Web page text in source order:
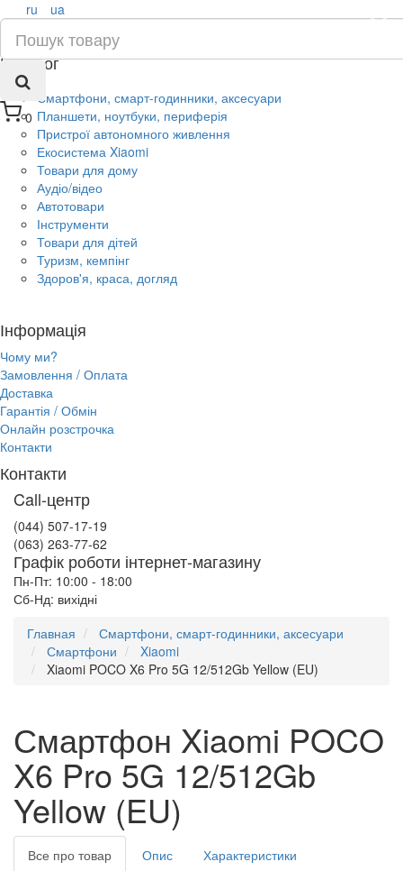
0
×
ru ua
Каталог
Смартфони, смарт-годинники, аксесуари
Планшети, ноутбуки, периферія
Пристрої автономного живлення
Екосистема Xiaomi
Товари для дому
Аудіо/відео
Автотовари
Інструменти
Товари для дітей
Туризм, кемпінг
Здоров'я, краса, догляд
Інформація
Чому ми?
Замовлення / Оплата
Доставка
Гарантія / Обмін
Онлайн розстрочка
Контакти
Контакти
Call-центр
(044) 507-17-19
(063) 263-77-62
Графік роботи інтернет-магазину
Пн-Пт: 10:00 - 18:00
Сб-Нд: вихідні
Главная
Смартфони, смарт-годинники, аксесуари
Смартфони
Xiaomi
Xiaomi POCO X6 Pro 5G 12/512Gb Yellow (EU)
Смартфон Xiaomi POCO
X6 Pro 5G 12/512Gb
Yellow (EU)
Все про товар Опис Характеристики